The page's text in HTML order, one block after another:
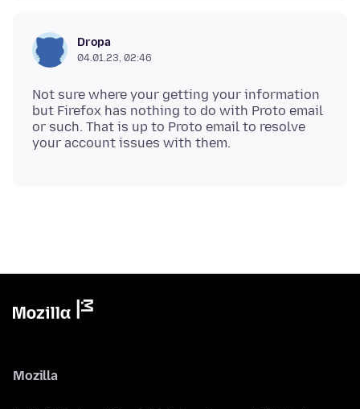
Dropa
04.01.23, 02:46
Not sure where your getting your information
but Firefox has nothing to do with Proto email
or such. That is up to Proto email to resolve
Mozilla